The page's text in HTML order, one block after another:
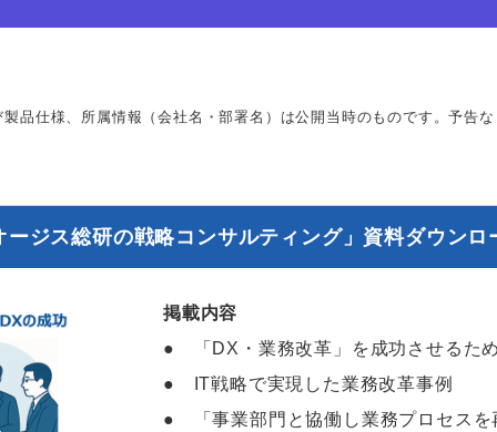
品仕様、所属情報（会社名・部署名）は公開当時のものです。予告
ージス総研の戦略コンサルティング」資料ダウンロ
掲載内容
● 「DX・業務改革」を成功させるた
● IT戦略で実現した業務改革事例
● 「事業部門と協働し業務プロセスを